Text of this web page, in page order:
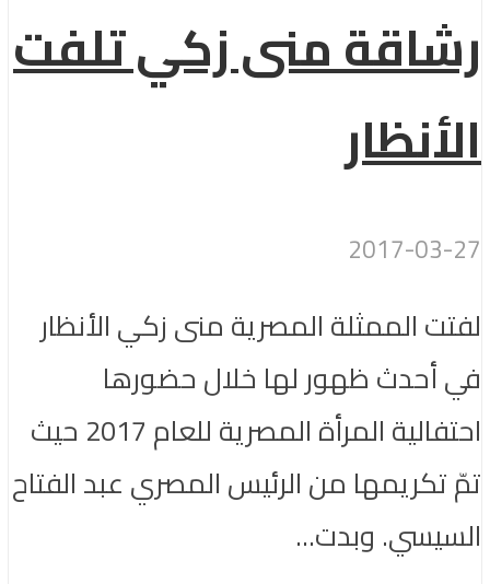
رشاقة منى زكي تلفت
الأنظار
2017-03-27
لفتت الممثلة المصرية منى زكي الأنظار
في أحدث ظهور لها خلال حضورها
احتفالية المرأة المصرية للعام 2017 حيث
تمّ تكريمها من الرئيس المصري عبد الفتاح
السيسي. وبدت...